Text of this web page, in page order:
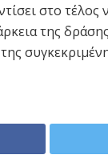
στο
της